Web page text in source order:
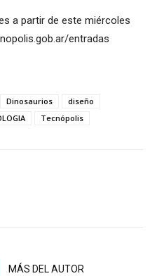
a partir de este miércoles
entradas
Dinosaurios
diseño
Tecnópolis
MÁS DEL AUTOR